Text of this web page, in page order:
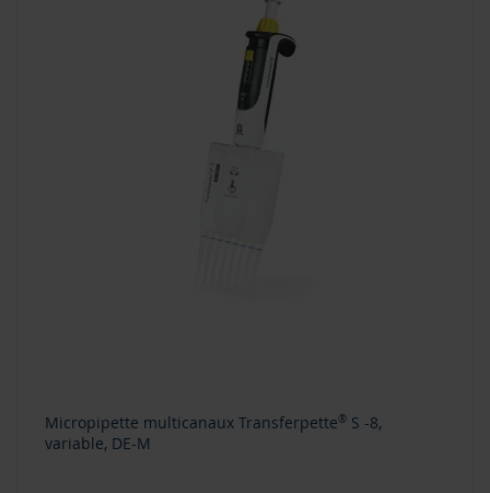
Micropipette multicanaux Transferpette® S -8,
variable, DE-M